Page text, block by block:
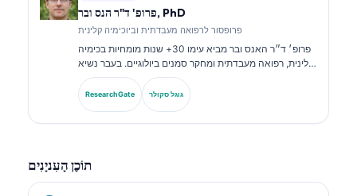
פרופ' ד"ר הנס ובר, PhD
פרופסור לרפואה מעבדתית וביוכימיה קלינית
פרופ׳ ד״ר האנס ובר מביא עימו 30+ שנות מומחיות בכימיה
קלינית, רפואה מעבדתית ומחקר סמנים ביולוגיים. בעבר נשיא
האגודה הגרמנית לכימיה קלינית, הוא מתמחה בניתוח לוחות
אבחנתיים, בסטנדרטיזציה של סמנים ביולוגיים וברפואה
ResearchGate גוגל סקולר
תוֹכֶן הָעִניָנִים